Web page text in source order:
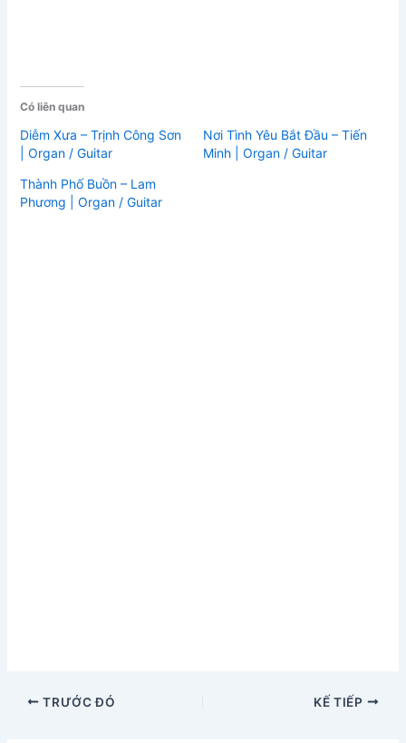
Có liên quan
Diễm Xưa – Trịnh Công Sơn
| Organ / Guitar
Nơi Tình Yêu Bắt Đầu – Tiến
Minh | Organ / Guitar
Thành Phố Buồn – Lam
Phương | Organ / Guitar
TRƯỚC ĐÓ KẾ TIẾP